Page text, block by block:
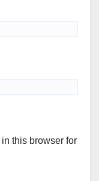
this browser for